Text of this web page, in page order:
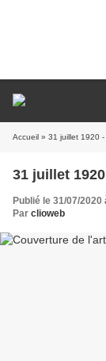
Accueil » 31 juillet 1920
31 juillet
Publié le 31/07/2020
Par clioweb